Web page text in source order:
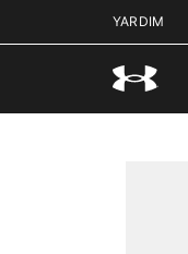
YARDIM